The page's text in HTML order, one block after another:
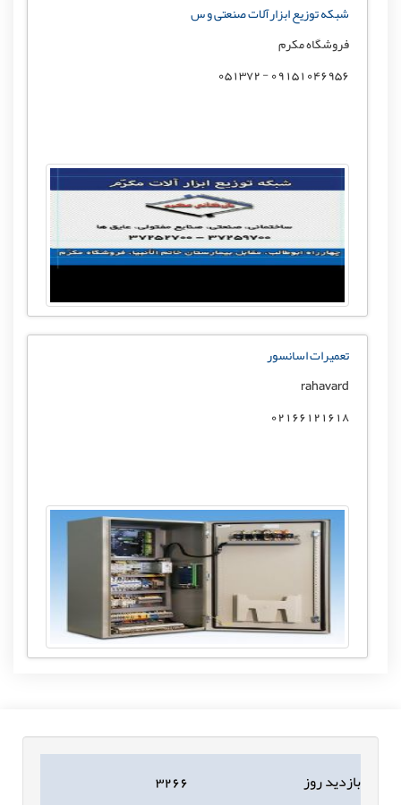
شبکه توزیع ابزارآلات صنعتی و س
فروشگاه مکرم
09151046956 - 051372
تعمیرات اسانسور
rahavard
02166121618
بازدید روز ۳۲۶۶